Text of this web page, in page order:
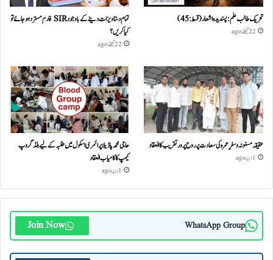
تحریک طالب علم: پسندیدہ اشعار (قسط:45)
22 گھنٹے ago
تمام دستاویزات دینے کے باوجود SIR فارم مسترد ہو جائے تو
کیا کریں؟
22 گھنٹے ago
عقیقہ مسنونہ و سفرِ عمرہ کی سعادت پر روح پرور تقریب کا انعقاد
1 دن ago
حاجی محمد پاڈیلا پرائمری اسکول میں طلبہ کے لیے بلڈ گروپ
کیمپ کا کامیاب انعقاد
1 دن ago
WhatsApp Group
Join Now